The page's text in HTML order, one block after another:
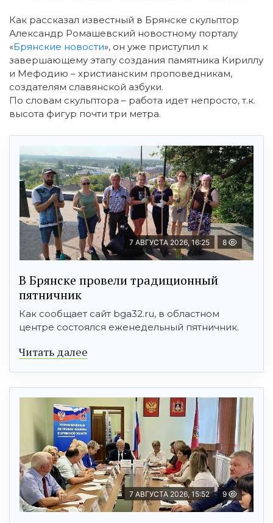
Как рассказал известный в Брянске скульптор
Александр Ромашевский новостному порталу
«Брянские новости», он уже приступил к
завершающему этапу создания памятника Кириллу
и Мефодию – христианским проповедникам,
создателям славянской азбуки.
По словам скульптора – работа идет непросто, т.к.
высота фигур почти три метра.
7 АВГУСТА 2026, 16:25 8
В Брянске провели традиционный
пятничник
Как сообщает сайт bga32.ru, в областном
центре состоялся еженедельный пятничник.
Читать далее
7 АВГУСТА 2026, 15:52 9